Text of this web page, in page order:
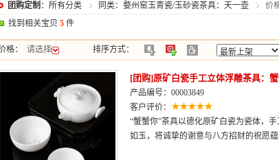
团购定制 ：所有分类 同类：婺州窑玉青瓷/玉砂瓷茶具：天一壶
价
找到相关宝贝 5 件
格： 请选择 排序方式：
[团购]原矿白瓷手工立体浮雕茶具：
产品编号：00003849
客户评价：
“蟹蟹你”茶具以德化原矿白瓷为瓷体，
如玉，将诚挚的谢意与八方招财的祝愿蕴